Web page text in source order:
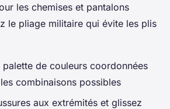
les chemises et pantalons
le pliage militaire qui évite les plis
palette de couleurs coordonnées
combinaisons possibles
aux extrémités et glissez